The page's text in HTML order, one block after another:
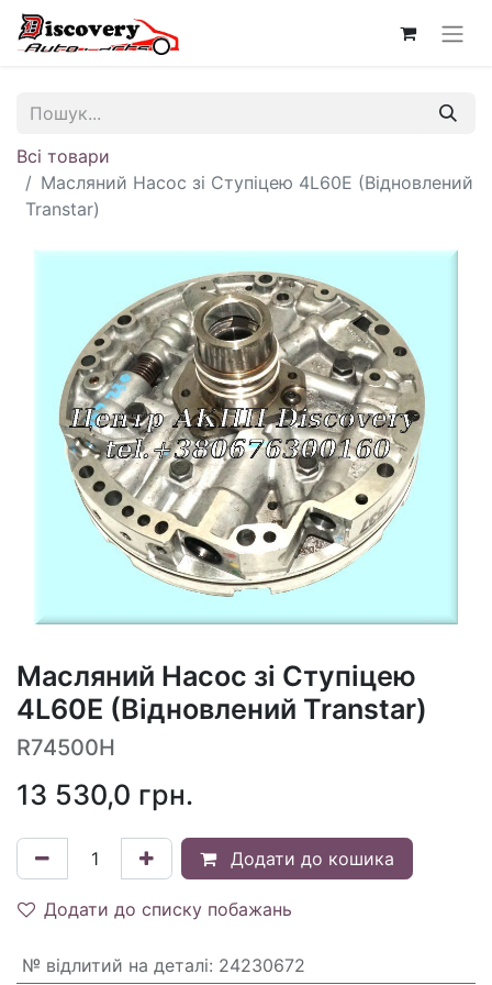
Всі товари
Масляний Насос зі Ступіцею 4L60E (Відновлений
Transtar)
Масляний Насос зі Ступіцею
4L60E (Відновлений Transtar)
R74500H
13 530,0 грн.
Додати до кошика
Додати до списку побажань
№ відлитий на деталі: 24230672